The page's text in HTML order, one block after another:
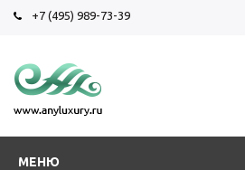
+7 (495) 989-73-39
МЕНЮ